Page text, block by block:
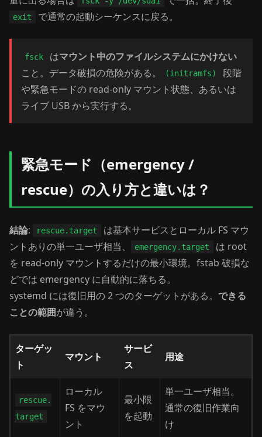
exit で通常の起動シーケンスに戻る。
fsck はマウント中のファイルシステムにかけない
こと。データ破損の危険がある。
(initramfs)
段階
や緊急モードの read-only マウント状態、あるいは
ライブ USB から実行する。
緊急モード（emergency /
rescue）の入り方と違いは？
結論: rescue.target
は基本サービスとローカル FS マウ
ントありの単一ユーザ相当、
emergency.target
は root
を read-only マウントするだけの最小環境。fstab 破損な
どでは emergency に自動的に落ちる。
systemd には復旧用の 2 つのターゲットがある。 できる
ことの範囲が違う。
ターゲッ
ト
マウント
サービ
ス
用途
rescue.
target
ローカル
FS をマウ
ント
最小限
を起動
単一ユーザ相当。
通常の復旧作業向
け